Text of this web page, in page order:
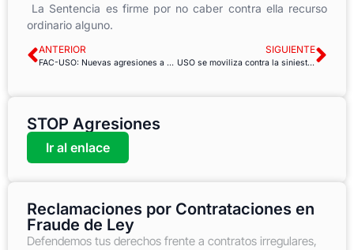
La Sentencia es firme por no caber contra ella recurso
ordinario alguno.
ANTERIOR
FAC-USO: Nuevas agresiones a emplead@s públic@s
SIGUIENTE
USO se moviliza contra la siniestralidad laboral
STOP Agresiones
Ir al enlace
Reclamaciones por Contrataciones en
Fraude de Ley
Defendemos tus derechos frente a contratos irregulares,